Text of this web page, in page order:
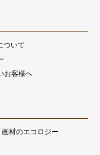
ついて
お客様へ
画材のエコロジー